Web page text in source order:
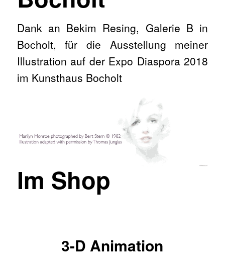
Dank an Bekim Resing, Galerie B in
Bocholt, für die Ausstellung meiner
Illustration auf der Expo Diaspora 2018
im Kunsthaus Bocholt
Im Shop
3-D Animation